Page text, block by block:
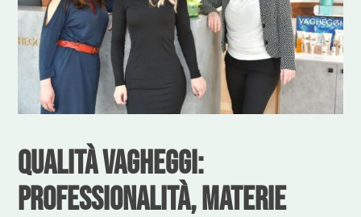
Qualità Vagheggi:
professionalità, materie